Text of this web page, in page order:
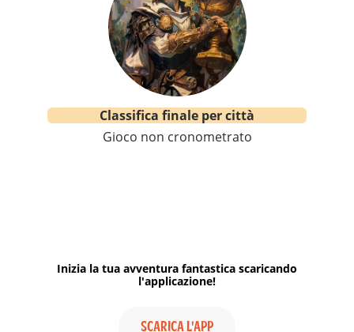
Classifica finale per città
Gioco non cronometrato
Inizia la tua avventura fantastica scaricando
l'applicazione!
SCARICA L'APP